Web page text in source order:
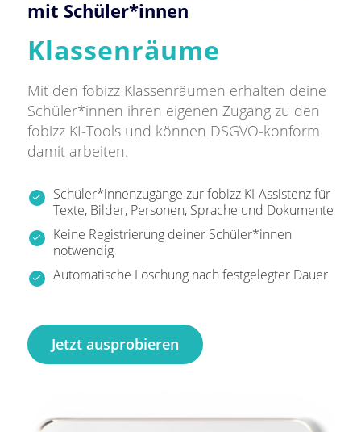
mit Schüler*innen
Klassenräume
Mit den fobizz Klassenräumen erhalten deine
Schüler*innen ihren eigenen Zugang zu den
fobizz KI-Tools und können DSGVO-konform
damit arbeiten.
Schüler*innenzugänge zur fobizz KI-Assistenz für
Texte, Bilder, Personen, Sprache und Dokumente
Keine Registrierung deiner Schüler*innen
notwendig
Automatische Löschung nach festgelegter Dauer
Jetzt ausprobieren